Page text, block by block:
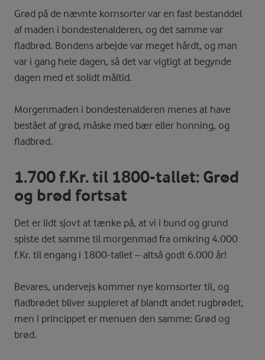
Grød på de nævnte kornsorter var en fast bestanddel
af maden i bondestenalderen, og det samme var
fladbrød. Bondens arbejde var meget hårdt, og man
var i gang hele dagen, så det var vigtigt at begynde
dagen med et solidt måltid.
Morgenmaden i bondestenalderen menes at have
bestået af grød, måske med bær eller honning, og
fladbrød.
1.700 f.Kr. til 1800-tallet: Grød
og brød fortsat
Det er lidt sjovt at tænke på, at vi i bund og grund
spiste det samme til morgenmad fra omkring 4.000
f.Kr. til engang i 1800-tallet – altså godt 6.000 år!
Bevares, undervejs kommer nye kornsorter til, og
fladbrødet bliver suppleret af blandt andet rugbrødet,
men i princippet er menuen den samme: Grød og
brød.